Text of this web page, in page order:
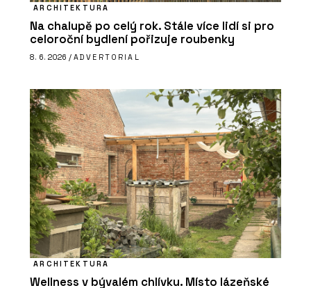
ARCHITEKTURA
Na chalupě po celý rok. Stále více lidí si pro
celoroční bydlení pořizuje roubenky
8. 6. 2026 / ADVERTORIAL
ARCHITEKTURA
Wellness v bývalém chlívku. Místo lázeňské